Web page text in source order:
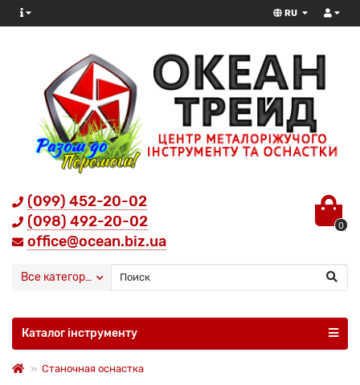
RU
(099) 452-20-02
(098) 492-20-02
office@ocean.biz.ua
0
Все категории
Каталог інструменту
Станочная оснастка